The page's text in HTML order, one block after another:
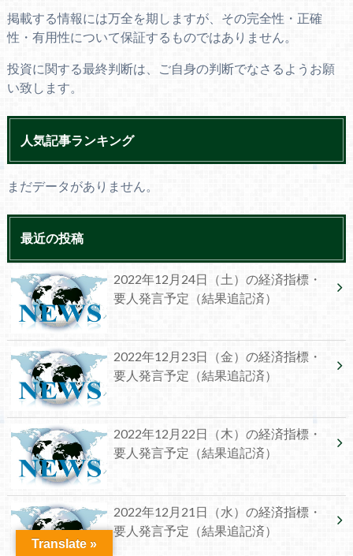
掲載する情報には万全を期しますが、その完全性・正確
性・有用性について保証するものではありません。
投資に関する最終判断は、ご自身の判断でなさるようお願
い致します。
人気記事ランキング
まだデータがありません。
最近の投稿
2022年12月24日（土）の経済指標・
要人発言予定（結果追記済）
2022年12月23日（金）の経済指標・
要人発言予定（結果追記済）
2022年12月22日（木）の経済指標・
要人発言予定（結果追記済）
2022年12月21日（水）の経済指標・
要人発言予定（結果追記済）
Translate »